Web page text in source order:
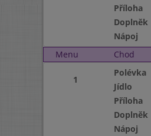
Příloha
Doplněk
Nápoj
Menu
Chod
1
Polévka
Jídlo
Příloha
Doplněk
Nápoj